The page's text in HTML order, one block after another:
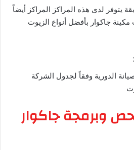
يتوفر لدى هذه المراكز المراكز أيضاً
جاكوار بأفضل أنواع الزيوت
الدورية وفقاً لجدول الشركة
وبرمجة جاكوار